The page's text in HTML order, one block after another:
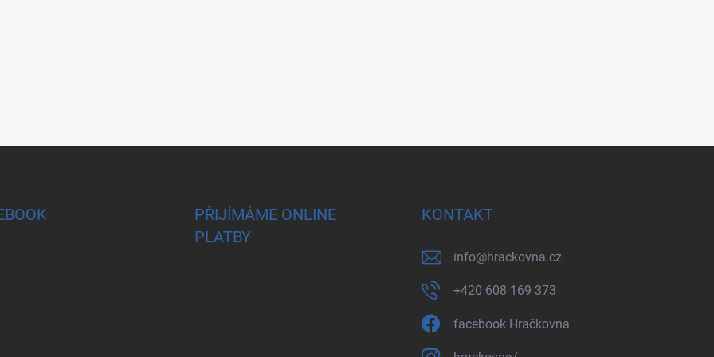
PŘIJÍMÁME ONLINE
PLATBY
KONTAKT
info@hrackovna.cz
+420 608 169 373
facebook Hračkovna